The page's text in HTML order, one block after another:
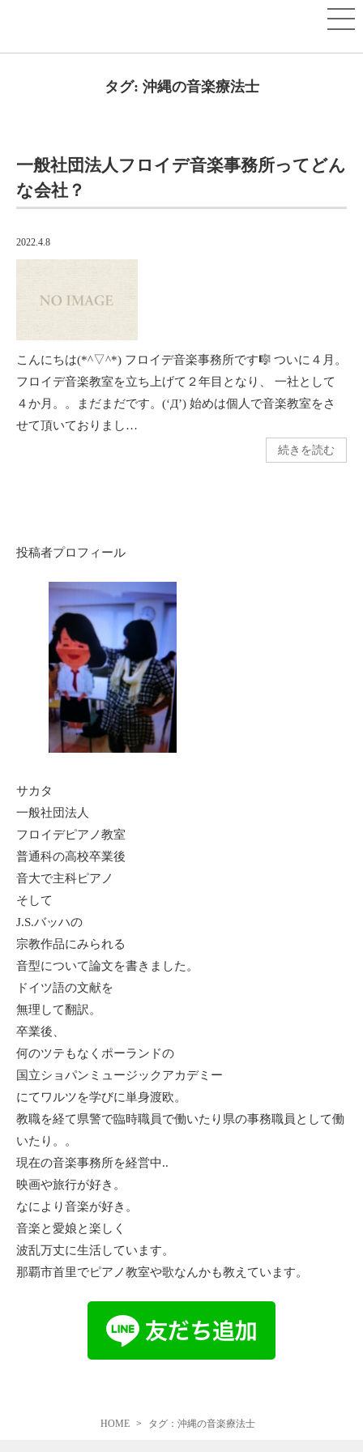
タグ: 沖縄の音楽療法士
一般社団法人フロイデ音楽事務所ってどん
な会社？
2022.4.8
こんにちは(*^▽^*) フロイデ音楽事務所です🎼 ついに４月。
フロイデ音楽教室を立ち上げて２年目となり、 一社として
４か月。。まだまだです。(‘Д’) 始めは個人で音楽教室をさ
せて頂いておりまし…
続きを読む
投稿者プロフィール
サカタ
一般社団法人
フロイデピアノ教室
普通科の高校卒業後
音大で主科ピアノ
そして
J.S.バッハの
宗教作品にみられる
音型について論文を書きました。
ドイツ語の文献を
無理して翻訳。
卒業後、
何のツテもなくポーランドの
国立ショパンミュージックアカデミー
にてワルツを学びに単身渡欧。
教職を経て県警で臨時職員で働いたり県の事務職員として働
いたり。。
現在の音楽事務所を経営中..
映画や旅行が好き。
なにより音楽が好き。
音楽と愛娘と楽しく
波乱万丈に生活しています。
那覇市首里でピアノ教室や歌なんかも教えています。
HOME タグ：沖縄の音楽療法士